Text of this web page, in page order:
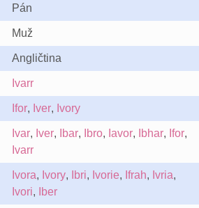
Pán
Muž
Angličtina
Ivarr
Ifor, Iver, Ivory
Ivar, Iver, Ibar, Ibro, Iavor, Ibhar, Ifor,
Ivarr
Ivora, Ivory, Ibri, Ivorie, Ifrah, Ivria,
Ivori, Iber